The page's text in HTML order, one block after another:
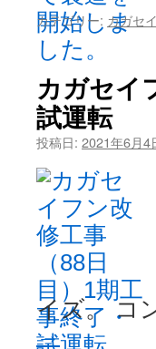
カテゴリー: カガセ
カガセイ
試運転
投稿日: 2021年6月4
イズ。 コ
→